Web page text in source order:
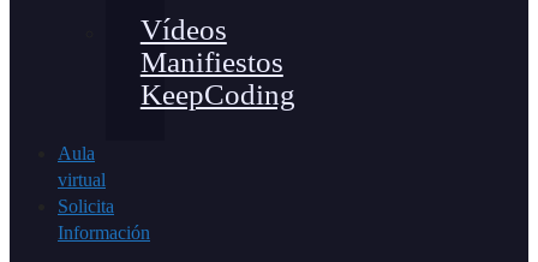
Vídeos
Manifiestos
KeepCoding
Aula
virtual
Solicita
Información